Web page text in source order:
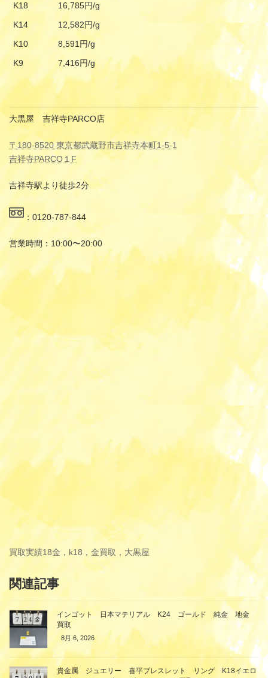
K18
16,785円/g
K14
12,582円/g
K10
8,591円/g
K9
7,416円/g
大黒屋 吉祥寺PARCO店
〒180-8520 東京都武蔵野市吉祥寺本町1-5-1
吉祥寺PARCO１F
吉祥寺駅より徒歩2分
：0120-787-844
営業時間：10:00〜20:00
買取実績18金，k18，金買取，大黒屋
関連記事
インゴット 日本マテリアル K24 ゴールド 純金 地金
買取
8月 6, 2026
貴金属 ジュエリー 喜平ブレスレット リング K18イエロ